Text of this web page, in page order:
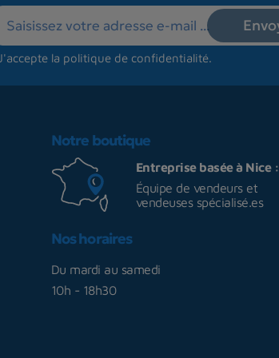
J'accepte la politique de confidentialité.
Notre boutique
Entreprise basée à Nice :
Équipe de vendeurs et
vendeuses spécialisé.es
Nos horaires
Du mardi au samedi
10h - 18h30